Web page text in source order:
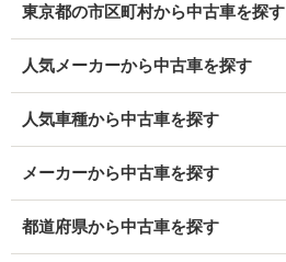
東京都の市区町村から中古車を探す
人気メーカーから中古車を探す
人気車種から中古車を探す
メーカーから中古車を探す
都道府県から中古車を探す